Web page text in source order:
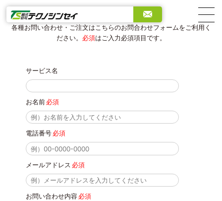
お問い合わせ
GENERAL INQUIRY
各種お問い合わせ・ご注文はこちらのお問合わせフォームをご利用く
ださい。 必須はご入力必須項目です。
サービス名
お名前必須
電話番号必須
メールアドレス 必須
お問い合わせ内容必須